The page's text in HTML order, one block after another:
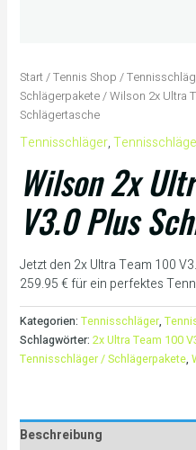
Start/Tennis Shop /
Schlägerpakete/ Wilson 2x Ultra
Schlägertasche
Tennisschläger,
Wilson 2x
V3.0 Plus
Jetzt den 2x Ultra Team 100
259.95 € für ein perfektes
Kategorien: Tennisschläger,
Schlagwörter: 2x Ultra Team 100
Tennisschläger / Schlägerpakete,
Beschreibung